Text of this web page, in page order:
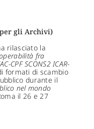
gli Archivi)
rilasciato la
fra
CPF SCONS2 ICAR-
formati di scambio
durante il
nel mondo
il 26 e 27